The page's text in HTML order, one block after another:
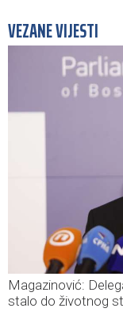
VEZANE VIJESTI
Magazinović:
stalo do životnog